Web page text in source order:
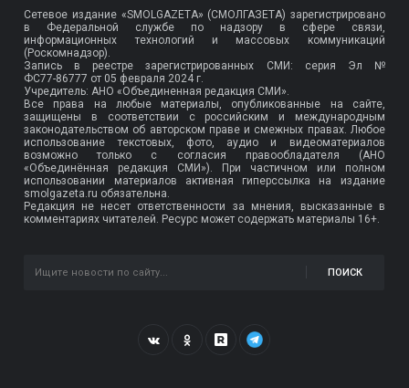
Сетевое издание «SMOLGAZETA» (СМОЛГАЗЕТА) зарегистрировано
в Федеральной службе по надзору в сфере связи,
информационных технологий и массовых коммуникаций
(Роскомнадзор).
Запись в реестре зарегистрированных СМИ: серия Эл №
ФС77-86777 от 05 февраля 2024 г.
Учредитель: АНО «Объединенная редакция СМИ».
Все права на любые материалы, опубликованные на сайте,
защищены в соответствии с российским и международным
законодательством об авторском праве и смежных правах. Любое
использование текстовых, фото, аудио и видеоматериалов
возможно только с согласия правообладателя (АНО
«Объединённая редакция СМИ»). При частичном или полном
использовании материалов активная гиперссылка на издание
smolgazeta.ru обязательна.
Редакция не несет ответственности за мнения, высказанные в
комментариях читателей. Ресурс может содержать материалы 16+.
ПОИСК